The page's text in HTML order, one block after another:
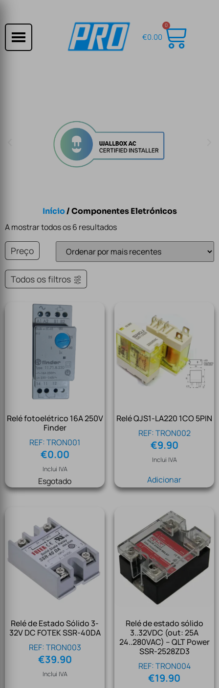
€0.00
0
Início/ Componentes Eletrónicos
A mostrar todos os 6 resultados
Preço
Todos os filtros
Relé fotoelétrico 16A 250V
Finder
REF: TRON001
€0.00
Inclui IVA
Esgotado
Relé QJS1-LA220 1CO 5PIN
REF: TRON002
€9.90
Inclui IVA
Adicionar
Relé de Estado Sólido 3-
32V DC FOTEK SSR-40DA
REF: TRON003
€39.90
Inclui IVA
Relé de estado sólido
3..32VDC (out: 25A
24..280VAC) – QLT Power
SSR-2528ZD3
REF: TRON004
€19.90